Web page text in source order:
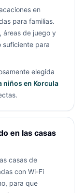
en
para familias.
áreas de juego y
suficiente para
elegida
niños en Korcula
en las casas
casas de
con Wi-Fi
para que